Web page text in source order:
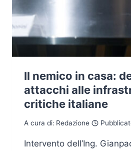
Il nemico in casa:
attacchi alle
critiche italiane
A cura di: Redazione
Intervento dell’Ing.